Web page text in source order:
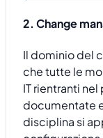
2. Change
Il dominio del
che tutte le
IT rientranti
documentate
disciplina si